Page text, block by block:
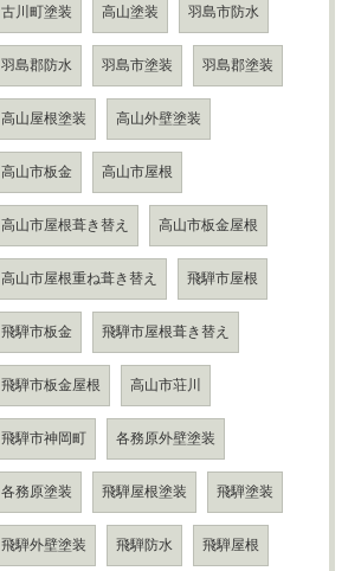
古川町塗装 高山塗装 羽島市防水
羽島郡防水 羽島市塗装 羽島郡塗装
高山屋根塗装 高山外壁塗装
高山市板金 高山市屋根
高山市屋根葺き替え 高山市板金屋根
高山市屋根重ね葺き替え 飛騨市屋根
飛騨市板金 飛騨市屋根葺き替え
飛騨市板金屋根 高山市荘川
飛騨市神岡町 各務原外壁塗装
各務原塗装 飛騨屋根塗装 飛騨塗装
飛騨外壁塗装 飛騨防水 飛騨屋根